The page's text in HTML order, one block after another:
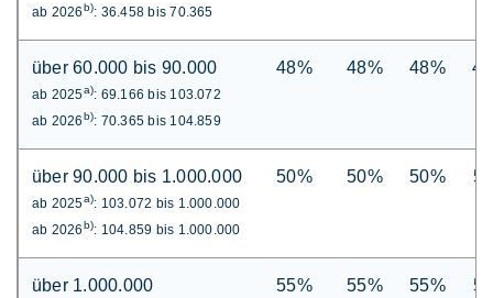
ab 2026b): 36.458 bis 70.365
über 60.000 bis 90.000
ab 2025a): 69.166 bis 103.072
ab 2026b): 70.365 bis 104.859
48% 48% 48%
über 90.000 bis 1.000.000
ab 2025a): 103.072 bis 1.000.000
ab 2026b): 104.859 bis 1.000.000
50% 50% 50%
über 1.000.000 55% 55% 55%